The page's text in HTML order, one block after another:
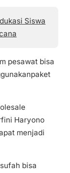
Siswa
pesawat bisa
Haryono
menjadi
bisa